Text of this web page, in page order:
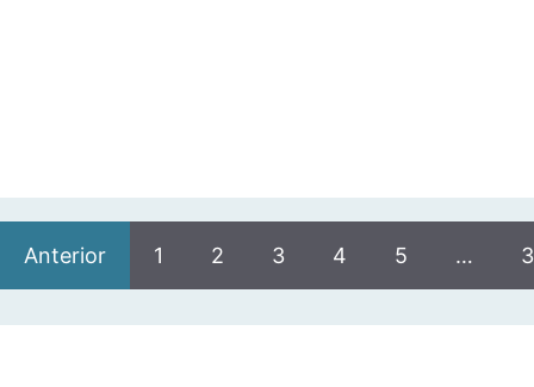
Anterior 1 2 3 4 5 …